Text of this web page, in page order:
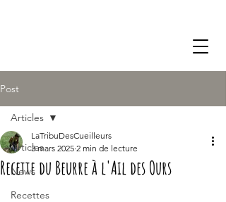
Post
Articles
News
Recettes
Articles
Recette du Beurre à l'Ail des Ours
LaTribuDesCueilleurs
3 mars 2025 2 min de lecture